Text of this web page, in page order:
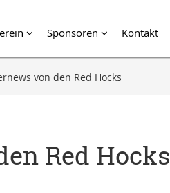
Sponsoren Kontakt
von den Red Hocks
Red Hocks